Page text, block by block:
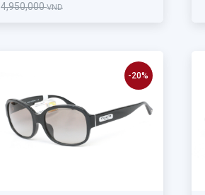
4,950,000VND
-20%